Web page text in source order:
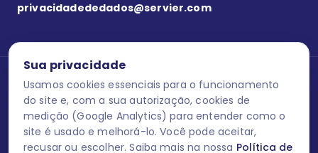
Sua privacidade
Usamos cookies essenciais para o funcionamento
do site e, com a sua autorização, cookies de
medição (Google Analytics) para entender como o
site é usado e melhorá-lo. Você pode aceitar,
recusar ou escolher. Saiba mais na nossa Política de
privacidadededados@servier.com
Se estiver no programa semprecuidando, comunique aquiuma
reação adversa com os produtos Servier. Este site contém
informações para o público leigo e para os profissionais de saúde
do Brasil habilitados a prescrever medicamentos. M-AS ONE-BR-
202606-00013 / Agosto 2026.